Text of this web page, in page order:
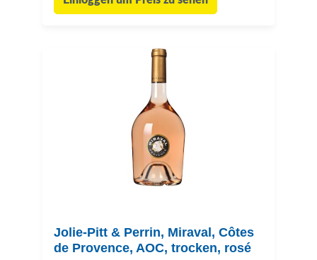
Jolie-Pitt & Perrin, Miraval, Côtes
de Provence, AOC, trocken, rosé